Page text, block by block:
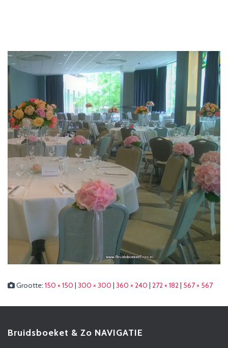
Grootte: 150 × 150 | 300 × 300 | 360 × 240 | 272 × 182| 567 × 567
Bruidsboeket & Zo NAVIGATIE